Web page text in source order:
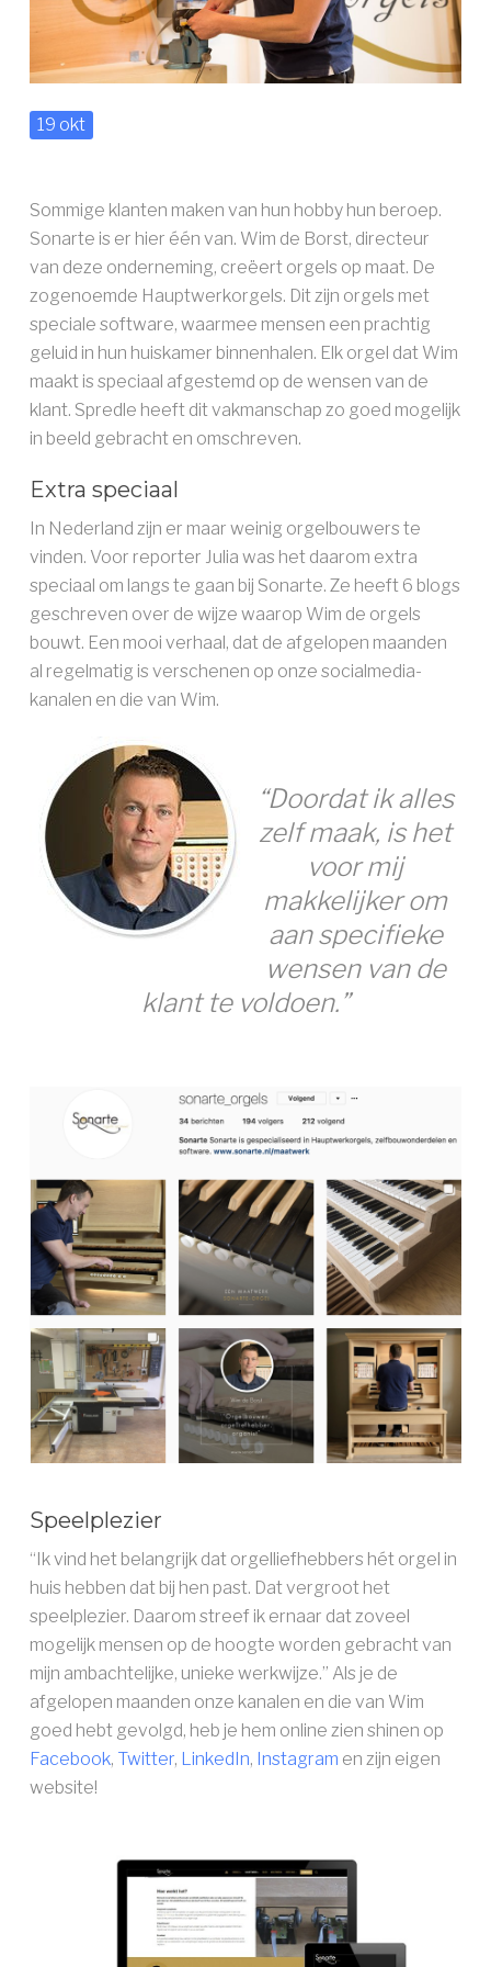
AAN DE SLAG ››
19 okt
Sommige klanten maken van hun hobby hun beroep.
Sonarte is er hier één van. Wim de Borst, directeur
van deze onderneming, creëert orgels op maat. De
zogenoemde Hauptwerkorgels. Dit zijn orgels met
speciale software, waarmee mensen een prachtig
geluid in hun huiskamer binnenhalen. Elk orgel dat Wim
maakt is speciaal afgestemd op de wensen van de
klant. Spredle heeft dit vakmanschap zo goed mogelijk
in beeld gebracht en omschreven.
Extra speciaal
In Nederland zijn er maar weinig orgelbouwers te
vinden. Voor reporter Julia was het daarom extra
speciaal om langs te gaan bij Sonarte. Ze heeft 6 blogs
geschreven over de wijze waarop Wim de orgels
bouwt. Een mooi verhaal, dat de afgelopen maanden
al regelmatig is verschenen op onze socialmedia-
kanalen en die van Wim.
“Doordat ik alles
zelf maak, is het
voor mij
makkelijker om
aan specifieke
wensen van de
klant te voldoen.”
Speelplezier
“Ik vind het belangrijk dat orgelliefhebbers hét orgel in
huis hebben dat bij hen past. Dat vergroot het
speelplezier. Daarom streef ik ernaar dat zoveel
mogelijk mensen op de hoogte worden gebracht van
mijn ambachtelijke, unieke werkwijze.” Als je de
afgelopen maanden onze kanalen en die van Wim
goed hebt gevolgd, heb je hem online zien shinen op
Facebook, Twitter, LinkedIn, Instagram en zijn eigen
website!